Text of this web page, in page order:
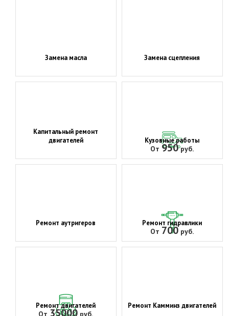
Замена масла Замена сцепления
Капитальный ремонт
двигателей
Кузовные работы
От 950руб.
Ремонт аутригеров Ремонт гидравлики
От 700 руб.
Ремонт двигателей
От 35000 руб.
Ремонт Камминз двигателей